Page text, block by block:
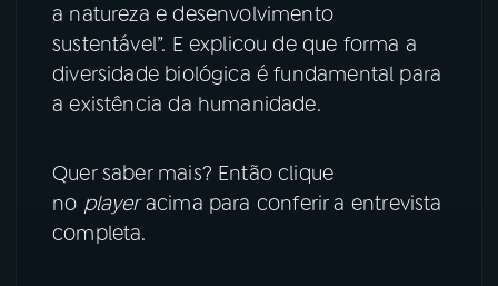
a natureza e desenvolvimento
sustentável”. E explicou de que forma a
diversidade biológica é fundamental para
a existência da humanidade.
Quer saber mais? Então clique
no playeracima para conferir a entrevista
completa.